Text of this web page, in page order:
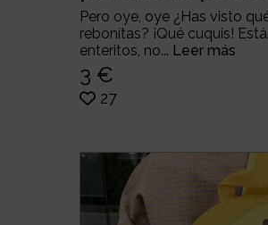
Pero oye, oye ¿Has visto
rebonítas? ¡Qué cuquis!
enteritos, no... Leer más
3 €
27